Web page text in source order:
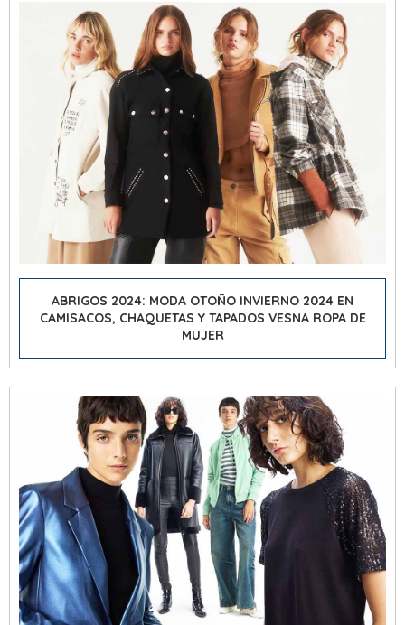
ABRIGOS 2024: MODA OTOÑO INVIERNO 2024 EN
CAMISACOS, CHAQUETAS Y TAPADOS VESNA ROPA DE
MUJER